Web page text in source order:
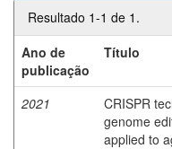
Resultado 1-1 de 1.
Ano de
publicação
Título
2021
CRISPR
genome
applied to